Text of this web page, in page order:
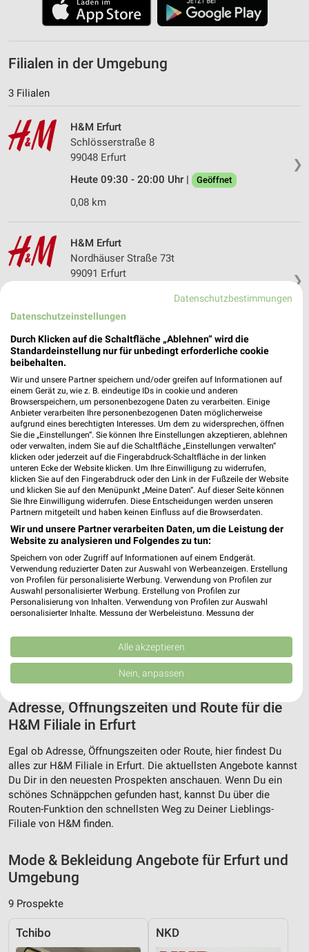
Filialen in der Umgebung
3 Filialen
❯
H&M Erfurt
Schlösserstraße 8
99048 Erfurt
Heute 09:30 - 20:00 Uhr |
Geöffnet
0,08 km
❯
H&M Erfurt
Nordhäuser Straße 73t
99091 Erfurt
Heute 10:00 - 20:00 Uhr | Geöffnet
4,55 km
H&M Jena
Löbderstraße 4
07743 Jena
Heute 10:00 - 20:00 Uhr | Geöffnet
39,06 km
Adresse, Öffnungszeiten und Route für die
H&M Filiale in Erfurt
Egal ob Adresse, Öffnungszeiten oder Route, hier findest Du
alles zur H&M Filiale in Erfurt. Die aktuellsten Angebote kannst
Du Dir in den neuesten Prospekten anschauen. Wenn Du ein
schönes Schnäppchen gefunden hast, kannst Du über die
Routen-Funktion den schnellsten Weg zu Deiner Lieblings-
Filiale von H&M finden.
Mode & Bekleidung Angebote für Erfurt und
Umgebung
9 Prospekte
Tchibo NKD
Datenschutzbestimmungen
Datenschutzeinstellungen
Durch Klicken auf die Schaltfläche „Ablehnen“ wird die
Standardeinstellung nur für unbedingt erforderliche cookie
beibehalten.
Wir und unsere Partner speichern und/oder greifen auf Informationen auf
einem Gerät zu, wie z. B. eindeutige IDs in cookie und anderen
Browserspeichern, um personenbezogene Daten zu verarbeiten. Einige
Anbieter verarbeiten Ihre personenbezogenen Daten möglicherweise
aufgrund eines berechtigten Interesses. Um dem zu widersprechen, öffnen
Sie die „Einstellungen“. Sie können Ihre Einstellungen akzeptieren, ablehnen
oder verwalten, indem Sie auf die Schaltfläche „Einstellungen verwalten“
klicken oder jederzeit auf die Fingerabdruck-Schaltfläche in der linken
unteren Ecke der Website klicken. Um Ihre Einwilligung zu widerrufen,
klicken Sie auf den Fingerabdruck oder den Link in der Fußzeile der Website
und klicken Sie auf den Menüpunkt „Meine Daten“. Auf dieser Seite können
Sie Ihre Einwilligung widerrufen. Diese Entscheidungen werden unseren
Partnern mitgeteilt und haben keinen Einfluss auf die Browserdaten.
Wir und unsere Partner verarbeiten Daten, um die Leistung der
Website zu analysieren und Folgendes zu tun:
Speichern von oder Zugriff auf Informationen auf einem Endgerät.
Verwendung reduzierter Daten zur Auswahl von Werbeanzeigen. Erstellung
von Profilen für personalisierte Werbung. Verwendung von Profilen zur
Auswahl personalisierter Werbung. Erstellung von Profilen zur
Personalisierung von Inhalten. Verwendung von Profilen zur Auswahl
personalisierter Inhalte. Messung der Werbeleistung. Messung der
Kombinationen von Daten aus verschiedenen Quellen. Entwicklung und
Verbesserung der Angebote. Verwendung reduzierter Daten zur Auswahl
von Inhalten.
Daten können außerhalb der Europäischen Union weitergegeben und in die
Website/App.
Partnerliste anzeigen (1 IAB-Anbieter)
IAB-Verarbeitungszwecke:
Speichern von oder Zugriff auf Informationen
auf einem Endgerät
Verwendung reduzierter Daten zur Auswahl von
Werbeanzeigen
Erstellung von Profilen für personalisierte
Werbung
Verwendung von Profilen zur Auswahl
personalisierter Werbung
Erstellung von Profilen zur Personalisierung
Alle akzeptieren
Nein, anpassen